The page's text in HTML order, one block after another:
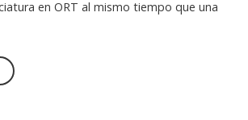
en ORT al mismo tiempo que una